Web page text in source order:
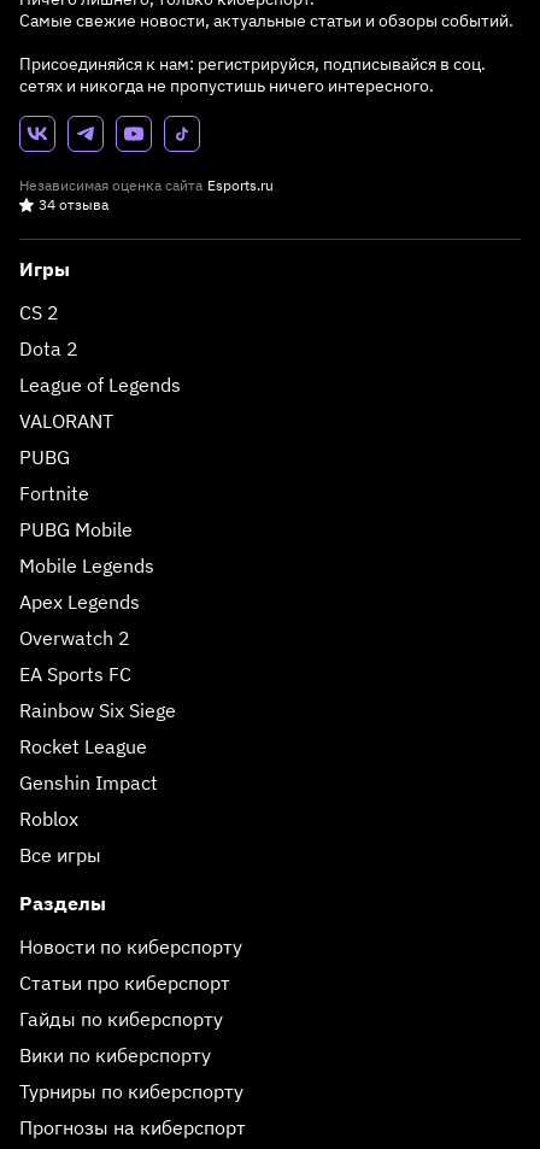
Самые свежие новости, актуальные статьи и обзоры событий.
Присоединяйся к нам: регистрируйся, подписывайся в соц.
сетях и никогда не пропустишь ничего интересного.
Независимая оценка сайта Esports.ru
34 отзыва
Игры
CS 2
Dota 2
League of Legends
VALORANT
PUBG
Fortnite
PUBG Mobile
Mobile Legends
Apex Legends
Overwatch 2
EA Sports FC
Rainbow Six Siege
Rocket League
Genshin Impact
Roblox
Все игры
Разделы
Новости по киберспорту
Статьи про киберспорт
Гайды по киберспорту
Вики по киберспорту
Турниры по киберспорту
Прогнозы на киберспорт